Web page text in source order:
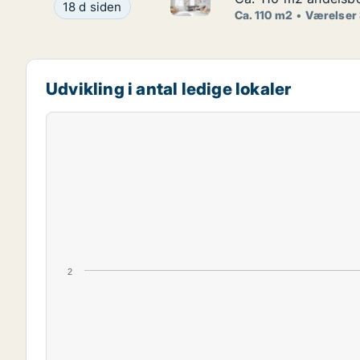
Ca. 110 m2 andelsbolig til salg på 1900
18 d siden
Ca. 110 m2 Værelser
Udvikling i antal ledige lokaler
2